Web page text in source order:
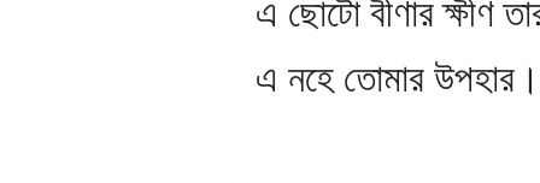
এ ছোটো বীণার ক্ষীণ
এ নহে তোমার উপহার।